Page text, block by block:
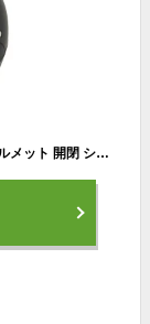
ヘルメット バイク 原付 スクーター セミジェットヘルメット 開閉 シールド 洗える内装 男性 女性 兼用 125ccまで フリーサイズ XLサイズ SG規格 PSC規格 ツーリング クマ対策 おしゃれ かっこいい アメリカン ストリート ISN207 FS207 石野商会 ISHINO SHOKAI FSJAPAN